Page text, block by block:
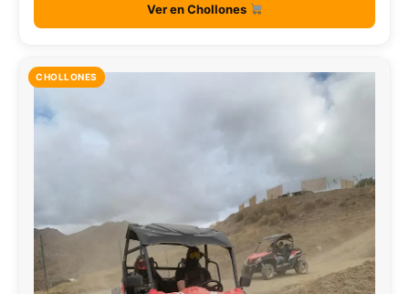
Ver en Chollones
CHOLLONES